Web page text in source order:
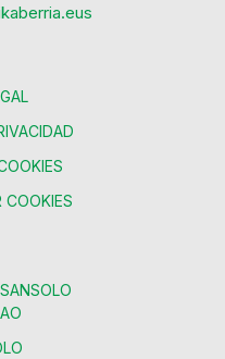
COOKIES